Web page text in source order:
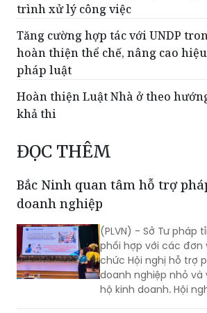
trình xử lý công việc
Tăng cường hợp tác với UNDP
hoàn thiện thể chế, nâng cao
pháp luật
Hoàn thiện Luật Nhà ở theo
khả thi
ĐỌC THÊM
Bắc Ninh quan tâm hỗ trợ
doanh nghiệp
(PLVN) - Sở Tư pháp
phối hợp với các đơn
chức Hội nghị hỗ trợ
doanh nghiệp nhỏ và
hộ kinh doanh. Hội